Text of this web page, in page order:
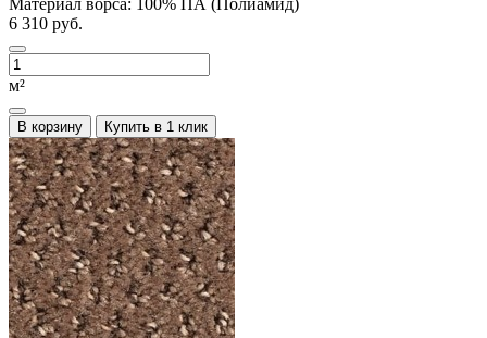
6 310 руб.
м²
В корзину Купить в 1 клик